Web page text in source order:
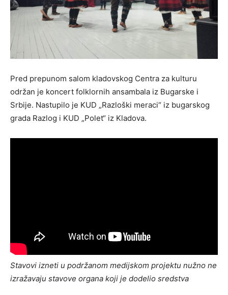
Pred prepunom salom kladovskog Centra za kulturu
održan je koncert folklornih ansambala iz Bugarske i
Srbije. Nastupilo je KUD „Razloški meraci“ iz bugarskog
grada Razlog i KUD „Polet“ iz Kladova.
Stavovi izneti u podržanom medijskom projektu nužno ne
izražavaju stavove organa koji je dodelio sredstva